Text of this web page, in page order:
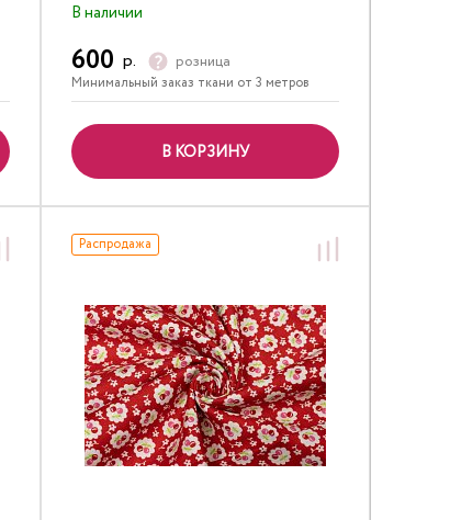
В наличии
600 р. розница
Минимальный заказ ткани от 3 метров
В КОРЗИНУ
Распродажа